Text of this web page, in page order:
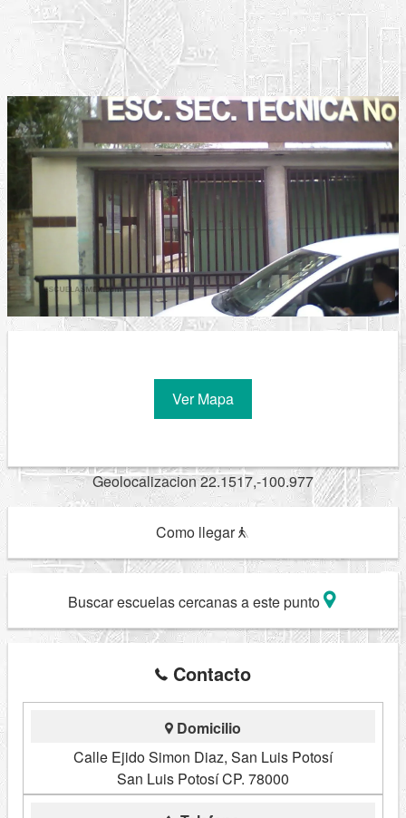
Ver Mapa
Geolocalizacion 22.1517,-100.977
Como llegar
Buscar escuelas cercanas a este punto
Contacto
Domicilio
Calle Ejido Simon Diaz, San Luis Potosí
San Luis Potosí CP. 78000